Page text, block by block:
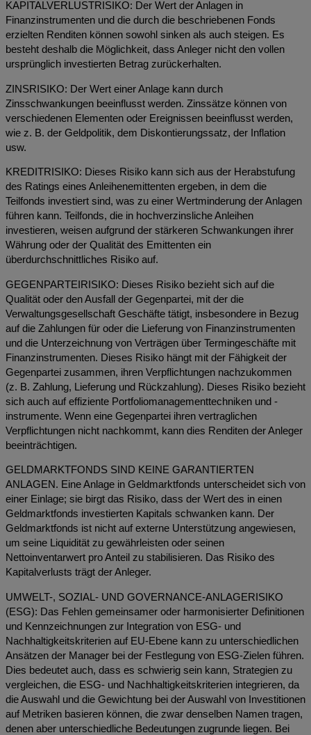
KAPITALVERLUSTRISIKO: Der Wert der Anlagen in
Finanzinstrumenten und die durch die beschriebenen Fonds
erzielten Renditen können sowohl sinken als auch steigen. Es
besteht deshalb die Möglichkeit, dass Anleger nicht den vollen
ursprünglich investierten Betrag zurückerhalten.
ZINSRISIKO: Der Wert einer Anlage kann durch
Zinsschwankungen beeinflusst werden. Zinssätze können von
verschiedenen Elementen oder Ereignissen beeinflusst werden,
wie z. B. der Geldpolitik, dem Diskontierungssatz, der Inflation
usw.
KREDITRISIKO: Dieses Risiko kann sich aus der Herabstufung
des Ratings eines Anleihenemittenten ergeben, in dem die
Teilfonds investiert sind, was zu einer Wertminderung der Anlagen
führen kann. Teilfonds, die in hochverzinsliche Anleihen
investieren, weisen aufgrund der stärkeren Schwankungen ihrer
Währung oder der Qualität des Emittenten ein
überdurchschnittliches Risiko auf.
GEGENPARTEIRISIKO: Dieses Risiko bezieht sich auf die
Qualität oder den Ausfall der Gegenpartei, mit der die
Verwaltungsgesellschaft Geschäfte tätigt, insbesondere in Bezug
auf die Zahlungen für oder die Lieferung von Finanzinstrumenten
und die Unterzeichnung von Verträgen über Termingeschäfte mit
Finanzinstrumenten. Dieses Risiko hängt mit der Fähigkeit der
Gegenpartei zusammen, ihren Verpflichtungen nachzukommen
(z. B. Zahlung, Lieferung und Rückzahlung). Dieses Risiko bezieht
sich auch auf effiziente Portfoliomanagementtechniken und -
instrumente. Wenn eine Gegenpartei ihren vertraglichen
Verpflichtungen nicht nachkommt, kann dies Renditen der Anleger
beeinträchtigen.
GELDMARKTFONDS SIND KEINE GARANTIERTEN
ANLAGEN. Eine Anlage in Geldmarktfonds unterscheidet sich von
einer Einlage; sie birgt das Risiko, dass der Wert des in einen
Geldmarktfonds investierten Kapitals schwanken kann. Der
Geldmarktfonds ist nicht auf externe Unterstützung angewiesen,
um seine Liquidität zu gewährleisten oder seinen
Nettoinventarwert pro Anteil zu stabilisieren. Das Risiko des
Kapitalverlusts trägt der Anleger.
UMWELT-, SOZIAL- UND GOVERNANCE-ANLAGERISIKO
(ESG): Das Fehlen gemeinsamer oder harmonisierter Definitionen
und Kennzeichnungen zur Integration von ESG- und
Nachhaltigkeitskriterien auf EU-Ebene kann zu unterschiedlichen
Ansätzen der Manager bei der Festlegung von ESG-Zielen führen.
Dies bedeutet auch, dass es schwierig sein kann, Strategien zu
vergleichen, die ESG- und Nachhaltigkeitskriterien integrieren, da
die Auswahl und die Gewichtung bei der Auswahl von Investitionen
auf Metriken basieren können, die zwar denselben Namen tragen,
denen aber unterschiedliche Bedeutungen zugrunde liegen. Bei